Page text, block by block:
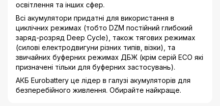
освітлення та інших сфер.
Всі акумулятори придатні для використання в
циклічних режимах (тобто DZM постійний глибокий
заряд-розряд Deep Cycle), також тягових режимах
(силові електродвигуни різних типів, візки), та
звичайних буферних режимах ДБЖ (крім серій ECO які
призначені тільки для буферних застосувань).
АКБ Eurobattery це лідер в галузі акумуляторів для
безперебійного живлення. Обирайте найкраще.